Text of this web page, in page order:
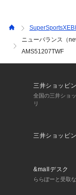
【商品の購入にあた
※一部商品において
なる場合がございま
※ブラウザやお使い
※掲載の価格・製品
予告なく変更する
い。2025年春夏モ
ーツ Men's Mens
2509 25fwmsale
ニューバランス（
AMS51207TWF
三井ショッピ
全国の三井ショ
リ
三井ショッピ
&mallデスク
ららぽーと受取